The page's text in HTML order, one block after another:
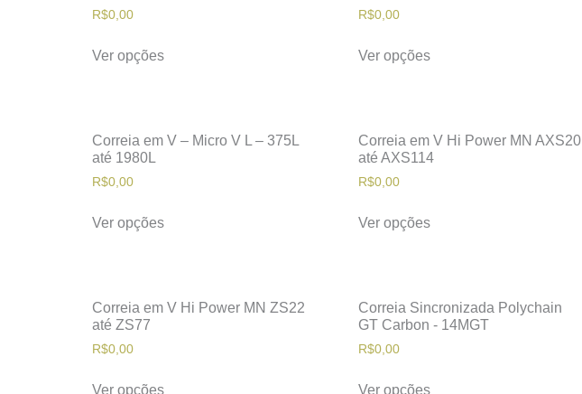
R$0,00
Ver opções
R$0,00
Ver opções
Correia em V – Micro V L – 375L
até 1980L
R$0,00
Ver opções
Correia em V Hi Power MN AXS20
até AXS114
R$0,00
Ver opções
Correia em V Hi Power MN ZS22
até ZS77
R$0,00
Ver opções
Correia Sincronizada Polychain
GT Carbon - 14MGT
R$0,00
Ver opções